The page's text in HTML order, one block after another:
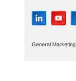
General Marketing